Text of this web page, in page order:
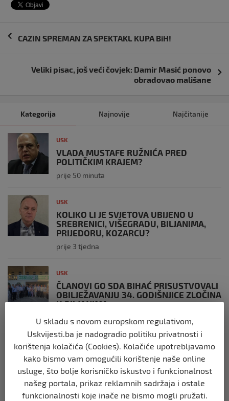
Navigacija
CAZIN SPREMAN ZA SPEKTAKL KUPA BiH!
Veliki pisac, još veći čovjek: Damir Masić ponovo
obradovao mališane
Kategorija Najnovije Najčitanije
USK
VLADA MUSTAFE RUŽNIĆA PRED
POLITIČKIM KRAJEM?
prije 50 minuta
USK
KOLIKO LI JE SVJETOVA UBIJENO U
SREBRENICI, VIŠEGRADU, BILJANIMA,
PRIJEDORU, KOZARCU?
prije 3 tjedna
USK
ČLANOVI GO SDA BIHAĆ PRISUSTVOVALI
OBILJEŽAVANJU 34. GODIŠNJICE ZLOČINA
U BILJANIMA
prije 4 tjedna
USK
PLATE U JAVNOM SEKTORU, REGISTAR I
GRANICA IZMEĐU TRANSPARENTNOSTI I
JAVNOG LINČA
prije 1 mjesec
U skladu s novom europskom regulativom,
Uskvijesti.ba je nadogradio politiku privatnosti i
korištenja kolačića (Cookies). Kolačiće upotrebljavamo
kako bismo vam omogućili korištenje naše online
usluge, što bolje korisničko iskustvo i funkcionalnost
našeg portala, prikaz reklamnih sadržaja i ostale
funkcionalnosti koje inače ne bismo mogli pružati.